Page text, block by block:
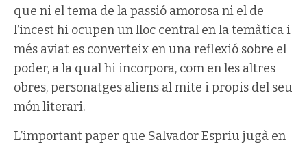
que ni el tema de la passió amorosa ni el de
l’incest hi ocupen un lloc central en la temàtica i
més aviat es converteix en una reflexió sobre el
poder, a la qual hi incorpora, com en les altres
obres, personatges aliens al mite i propis del seu
món literari.
L’important paper que Salvador Espriu jugà en